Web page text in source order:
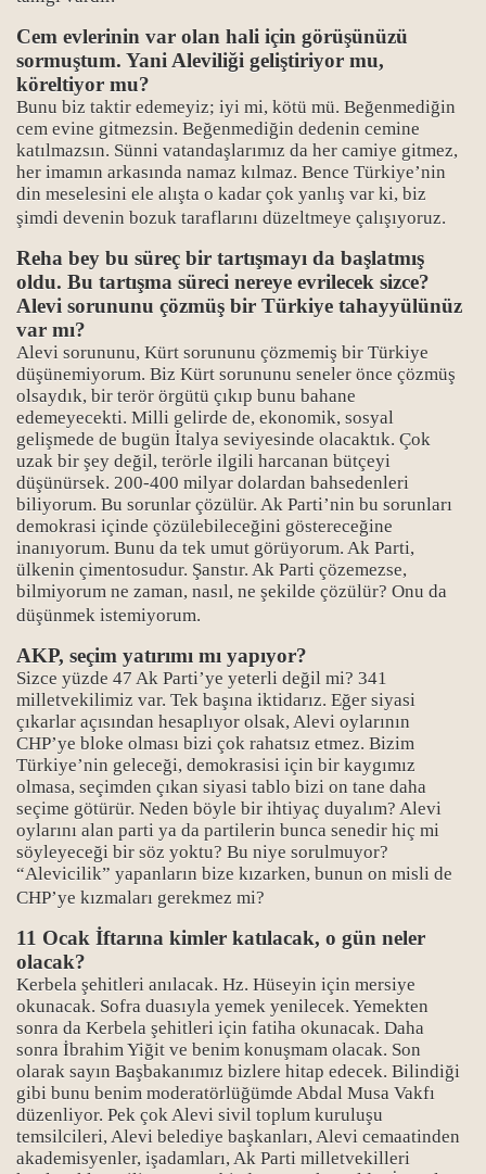
Cem evlerinin var olan hali için görüşünüzü
sormuştum. Yani Aleviliği geliştiriyor mu,
köreltiyor mu?
Bunu biz taktir edemeyiz; iyi mi, kötü mü. Beğenmediğin
cem evine gitmezsin. Beğenmediğin dedenin cemine
katılmazsın. Sünni vatandaşlarımız da her camiye gitmez,
her imamın arkasında namaz kılmaz. Bence Türkiye’nin
din meselesini ele alışta o kadar çok yanlış var ki, biz
şimdi devenin bozuk taraflarını düzeltmeye çalışıyoruz.
Reha bey bu süreç bir tartışmayı da başlatmış
oldu. Bu tartışma süreci nereye evrilecek sizce?
Alevi sorununu çözmüş bir Türkiye tahayyülünüz
var mı?
Alevi sorununu, Kürt sorununu çözmemiş bir Türkiye
düşünemiyorum. Biz Kürt sorununu seneler önce çözmüş
olsaydık, bir terör örgütü çıkıp bunu bahane
edemeyecekti. Milli gelirde de, ekonomik, sosyal
gelişmede de bugün İtalya seviyesinde olacaktık. Çok
uzak bir şey değil, terörle ilgili harcanan bütçeyi
düşünürsek. 200-400 milyar dolardan bahsedenleri
biliyorum. Bu sorunlar çözülür. Ak Parti’nin bu sorunları
demokrasi içinde çözülebileceğini göstereceğine
inanıyorum. Bunu da tek umut görüyorum. Ak Parti,
ülkenin çimentosudur. Şanstır. Ak Parti çözemezse,
bilmiyorum ne zaman, nasıl, ne şekilde çözülür? Onu da
düşünmek istemiyorum.
AKP, seçim yatırımı mı yapıyor?
Sizce yüzde 47 Ak Parti’ye yeterli değil mi? 341
milletvekilimiz var. Tek başına iktidarız. Eğer siyasi
çıkarlar açısından hesaplıyor olsak, Alevi oylarının
CHP’ye bloke olması bizi çok rahatsız etmez. Bizim
Türkiye’nin geleceği, demokrasisi için bir kaygımız
olmasa, seçimden çıkan siyasi tablo bizi on tane daha
seçime götürür. Neden böyle bir ihtiyaç duyalım? Alevi
oylarını alan parti ya da partilerin bunca senedir hiç mi
söyleyeceği bir söz yoktu? Bu niye sorulmuyor?
“Alevicilik” yapanların bize kızarken, bunun on misli de
CHP’ye kızmaları gerekmez mi?
11 Ocak İftarına kimler katılacak, o gün neler
olacak?
Kerbela şehitleri anılacak. Hz. Hüseyin için mersiye
okunacak. Sofra duasıyla yemek yenilecek. Yemekten
sonra da Kerbela şehitleri için fatiha okunacak. Daha
sonra İbrahim Yiğit ve benim konuşmam olacak. Son
olarak sayın Başbakanımız bizlere hitap edecek. Bilindiği
gibi bunu benim moderatörlüğümde Abdal Musa Vakfı
düzenliyor. Pek çok Alevi sivil toplum kuruluşu
temsilcileri, Alevi belediye başkanları, Alevi cemaatinden
akademisyenler, işadamları, Ak Parti milletvekilleri